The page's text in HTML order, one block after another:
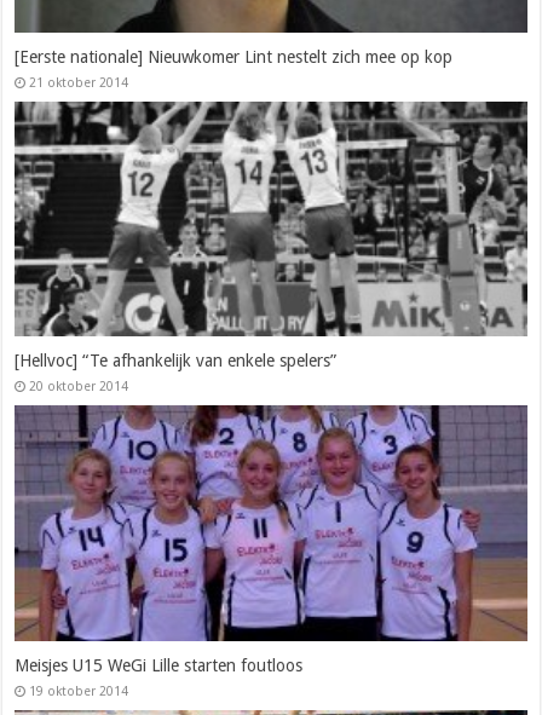
[Eerste nationale] Nieuwkomer Lint nestelt zich mee op kop
21 oktober 2014
[Hellvoc] “Te afhankelijk van enkele spelers”
20 oktober 2014
Meisjes U15 WeGi Lille starten foutloos
19 oktober 2014